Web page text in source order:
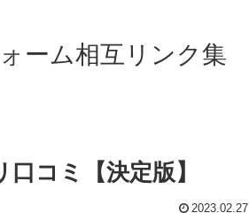
ーム相互リンク集
コミ【決定版】
2023.02.27